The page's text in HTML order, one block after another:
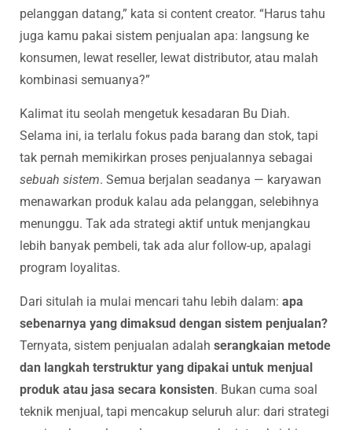
pelanggan datang,” kata si content creator. “Harus tahu
juga kamu pakai sistem penjualan apa: langsung ke
konsumen, lewat reseller, lewat distributor, atau malah
kombinasi semuanya?”
Kalimat itu seolah mengetuk kesadaran Bu Diah.
Selama ini, ia terlalu fokus pada barang dan stok, tapi
tak pernah memikirkan proses penjualannya sebagai
sebuah sistem. Semua berjalan seadanya — karyawan
menawarkan produk kalau ada pelanggan, selebihnya
menunggu. Tak ada strategi aktif untuk menjangkau
lebih banyak pembeli, tak ada alur follow-up, apalagi
program loyalitas.
Dari situlah ia mulai mencari tahu lebih dalam: apa
sebenarnya yang dimaksud dengan sistem penjualan?
Ternyata, sistem penjualan adalah serangkaian metode
dan langkah terstruktur yang dipakai untuk menjual
produk atau jasa secara konsisten. Bukan cuma soal
teknik menjual, tapi mencakup seluruh alur: dari strategi